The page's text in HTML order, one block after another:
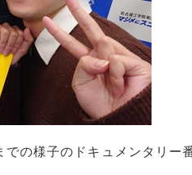
の様子のドキュメンタリー